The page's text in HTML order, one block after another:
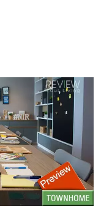
านสำเร็จรูป ธุรกิจวัสดุ
สำหรับความร่วมมือกับ
ย่างยิ่ง เนื่องจาก
ยของลูกบ้าน พร้อมเติม
าดาวอย่างสมบูรณ์แบบ
เนอวานา ดีเวลลอป
ก่อตั้งเมื่อปี 2548
โดยมีการวาง
บแผนกลยุทธ์ของบริษัทฯ
กคนได้มีที่อยู่อาศัยที่ตอบ
block plot Public
ละเอียด
พระราม 9 โรงเรียน
สิงคโปร์กรุงเทพฯ มหา
โรงพยาบาลสมิติเวช
าลรามคำแหง แบบ
รางวา พื้นที่ใช้สอย 350
เนกประสงค์ 1 ห้องแม่
สูง 3 ชั้น หน้ากว้าง 6.5